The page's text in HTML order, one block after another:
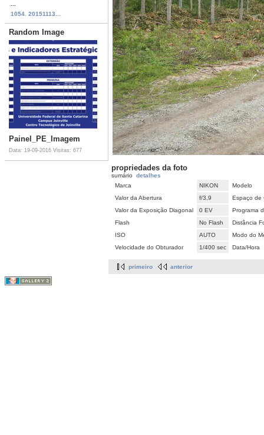
1054. 20151113...
Random Image
Painel_PE_Imagem
Data: 19-09-2016 Visitas: 677
propriedades da foto
sumário detalhes
Marca
NIKON
Modelo
Valor da Abertura
f/3,9
Espaço de
Valor da Exposição Diagonal
0 EV
Programa
Flash
No Flash
Distância
ISO
AUTO
Modo do
Velocidade do Obturador
1/400 sec Data/Hora
primeiro anterior